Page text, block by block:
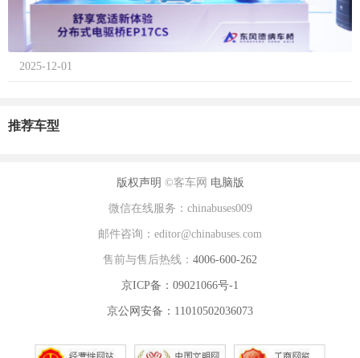
2025-12-01
推荐车型
版权声明 ©客车网 电脑版
微信在线服务：chinabuses009
邮件咨询：editor@chinabuses.com
售前与售后热线： 4006-600-262
京ICP备：09021066号-1
京公网安备：11010502036073